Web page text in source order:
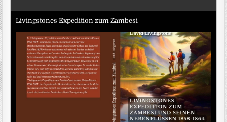
Livingstones Expedition zum Zambesi